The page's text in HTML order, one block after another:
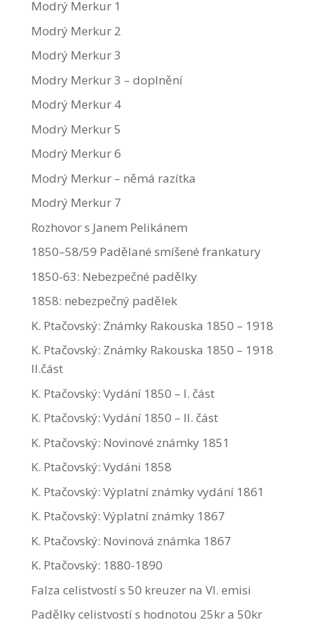
Modrý Merkur 1
Modrý Merkur 2
Modrý Merkur 3
Modry Merkur 3 – doplnění
Modrý Merkur 4
Modrý Merkur 5
Modrý Merkur 6
Modrý Merkur – němá razítka
Modrý Merkur 7
Rozhovor s Janem Pelikánem
1850–58/59 Padělané smíšené frankatury
1850-63: Nebezpečné padělky
1858: nebezpečný padělek
K. Ptačovský: Známky Rakouska 1850 – 1918
K. Ptačovský: Známky Rakouska 1850 – 1918
II.část
K. Ptačovský: Vydání 1850 – I. část
K. Ptačovský: Vydání 1850 – II. část
K. Ptačovský: Novinové známky 1851
K. Ptačovský: Vydáni 1858
K. Ptačovský: Výplatní známky vydání 1861
K. Ptačovský: Výplatní známky 1867
K. Ptačovský: Novinová známka 1867
K. Ptačovský: 1880-1890
Falza celistvostí s 50 kreuzer na VI. emisi
Padělky celistvostí s hodnotou 25kr a 50kr